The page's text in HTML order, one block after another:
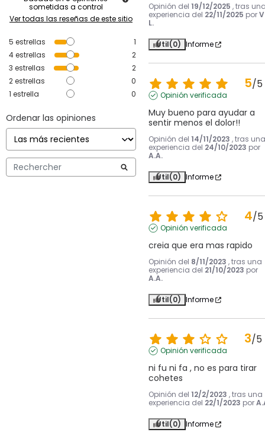
sometidas a control
Ver todas las reseñas de este sitio
5 estrellas
1
4estrellas
2
3 estrellas
2
2estrellas
0
1 estrella 0
Ordenar las opiniones
Opinión del 19/12/2025 , tras
experiencia del 22/11/2025 por
L.
Útil(0) Informe
5/5
Opinión verificada
Muy bueno para ayudar a
sentir menos el dolor!!
Opinión del 14/11/2023 , tras una
experiencia del 24/10/2023 por
A.A.
Útil(0) Informe
4/5
Opinión verificada
creia que era mas rapido
Opinión del 8/11/2023 , tras una
experiencia del 21/10/2023 por
A.A.
Útil(0) Informe
3/5
Opinión verificada
ni fu ni fa , no es para tirar
cohetes
Opinión del 12/2/2023 , tras una
experiencia del 22/1/2023 por
Útil(0) Informe